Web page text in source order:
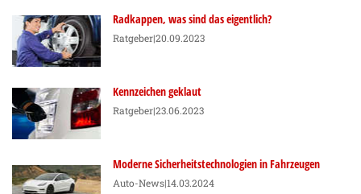
Radkappen, was sind das eigentlich?
Ratgeber|20.09.2023
Kennzeichen geklaut
Ratgeber|23.06.2023
Moderne Sicherheitstechnologien in Fahrzeugen
Auto-News|14.03.2024